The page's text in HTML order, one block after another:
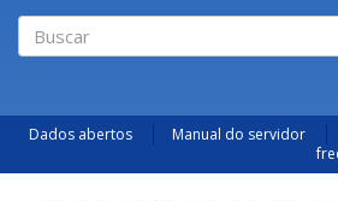
Dados abertos Manual do servidor